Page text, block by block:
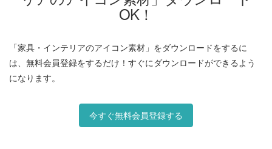
OK！
「家具・インテリアのアイコン素材」をダウンロードをするに
は、無料会員登録をするだけ！すぐにダウンロードができるよう
になります。
今すぐ無料会員登録する